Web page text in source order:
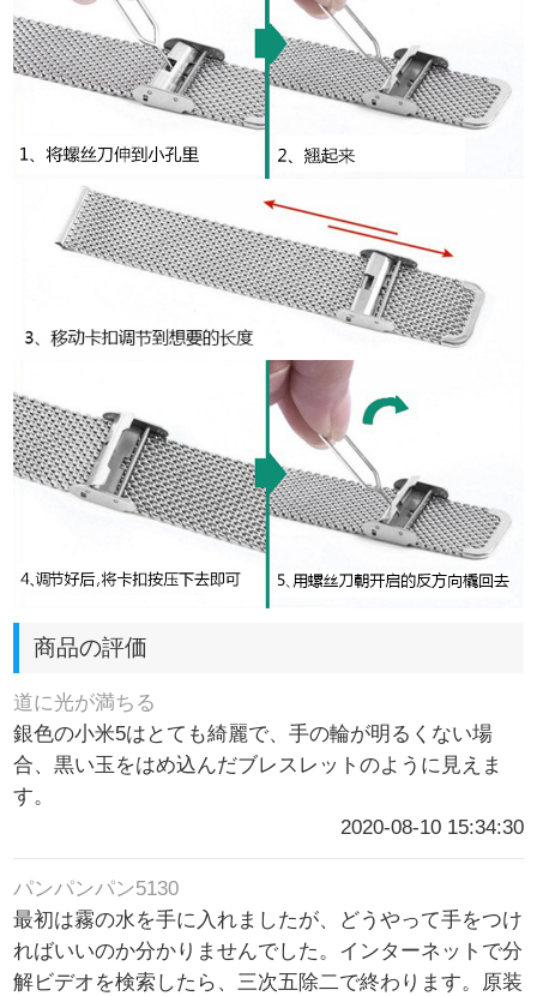
商品の評価
道に光が満ちる
銀色の小米5はとても綺麗で、手の輪が明るくない場
合、黒い玉をはめ込んだブレスレットのように見えま
す。
2020-08-10 15:34:30
パンパンパン5130
最初は霧の水を手に入れましたが、どうやって手をつけ
ればいいのか分かりませんでした。インターネットで分
解ビデオを検索したら、三次五除二で終わります。原装